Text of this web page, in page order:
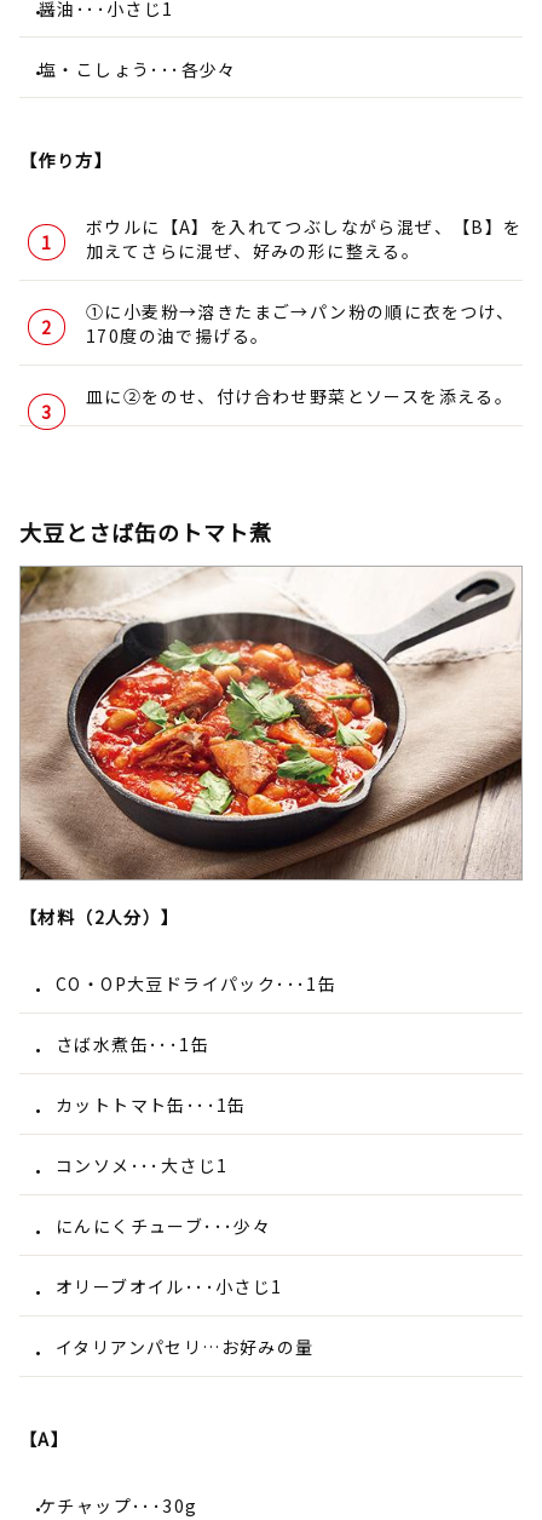
醤油･･･小さじ1
塩・こしょう･･･各少々
【作り方】
ボウルに【A】を入れてつぶしながら混ぜ、【B】を
加えてさらに混ぜ、好みの形に整える。
①に小麦粉→溶きたまご→パン粉の順に衣をつけ、
170度の油で揚げる。
皿に②をのせ、付け合わせ野菜とソースを添える。
大豆とさば缶のトマト煮
【材料（2人分）】
CO・OP大豆ドライパック･･･1缶
さば水煮缶･･･1缶
カットトマト缶･･･1缶
コンソメ･･･大さじ1
にんにくチューブ･･･少々
オリーブオイル･･･小さじ1
イタリアンパセリ…お好みの量
【A】
ケチャップ･･･30g